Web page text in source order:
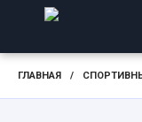
ГЛАВНАЯ /